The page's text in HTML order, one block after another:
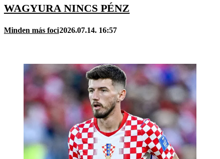
WAGYURA NINCS PÉNZ
Minden más foci2026.07.14. 16:57